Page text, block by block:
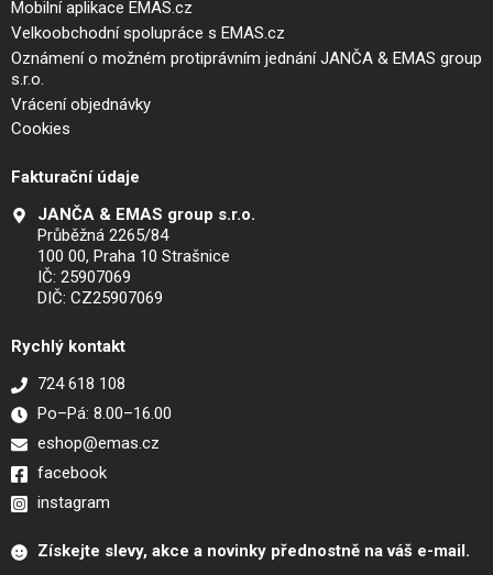
Mobilní aplikace EMAS.cz
Velkoobchodní spolupráce s EMAS.cz
Oznámení o možném protiprávním jednání JANČA & EMAS group
s.r.o.
Vrácení objednávky
Cookies
Fakturační údaje
JANČA & EMAS group s.r.o.
Průběžná 2265/84
100 00, Praha 10 Strašnice
IČ: 25907069
DIČ: CZ25907069
Rychlý kontakt
724 618 108
Po–Pá: 8.00–16.00
eshop@emas.cz
facebook
instagram
Získejte slevy, akce a novinky přednostně na váš e-mail.